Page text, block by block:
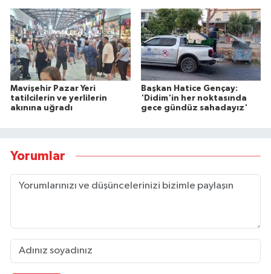
Mavişehir Pazar Yeri
tatilcilerin ve yerlilerin
akınına uğradı
Başkan Hatice Gençay:
'Didim'in her noktasında
gece gündüz sahadayız'
Yorumlar